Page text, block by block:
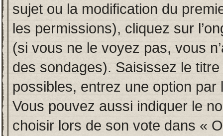
sujet ou la modification du
les permissions), cliquez sur
(si vous ne le voyez pas, vous
des sondages). Saisissez le
possibles, entrez une option
Vous pouvez aussi indiquer le
choisir lors de son vote dans «